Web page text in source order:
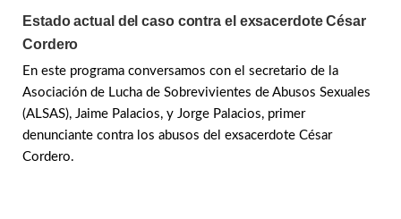
Estado actual del caso contra el exsacerdote César
Cordero
En este programa conversamos con el secretario de la
Asociación de Lucha de Sobrevivientes de Abusos Sexuales
(ALSAS), Jaime Palacios, y Jorge Palacios, primer
denunciante contra los abusos del exsacerdote César
Cordero.